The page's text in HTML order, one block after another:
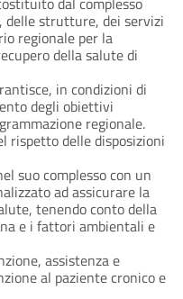
delle strutture, dei servizi
regionale per la
della salute di
in condizioni di
degli obiettivi
regionale.
rispetto delle disposizioni
suo complesso con un
ad assicurare la
tenendo conto della
e i fattori ambientali e
assistenza e
al paziente cronico e